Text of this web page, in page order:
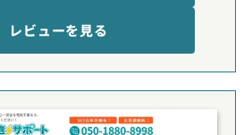
レビューを見る